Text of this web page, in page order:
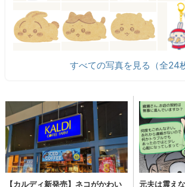
すべての写真を見る（全24